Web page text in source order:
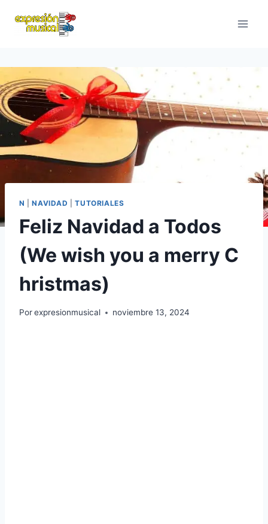
N |NAVIDAD |TUTORIALES
Feliz Navidad a Todos
(We wish you a merry C
hristmas)
Porexpresionmusical noviembre 13, 2024